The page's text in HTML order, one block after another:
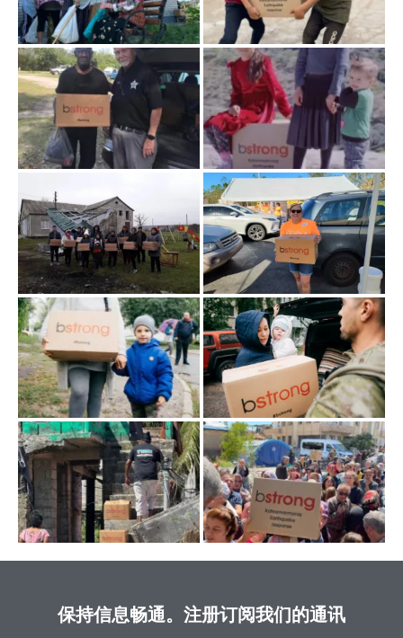
保持信息畅通。注册订阅我们的通讯